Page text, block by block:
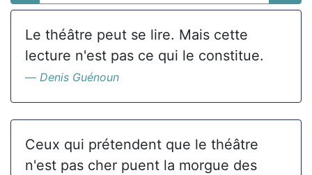
Le théâtre peut se lire. Mais cette
lecture n'est pas ce qui le constitue.
Denis Guénoun
Ceux qui prétendent que le théâtre
n'est pas cher puent la morgue des